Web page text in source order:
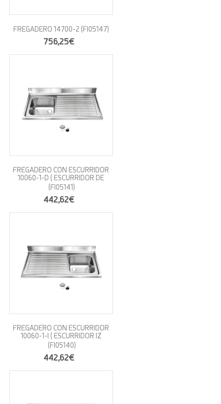
FREGADERO 14700-2 (FI05147)
756,25€
FREGADERO CON ESCURRIDOR
10060-1-D ( ESCURRIDOR DE
(FI05141)
442,62€
FREGADERO CON ESCURRIDOR
10060-1-I ( ESCURRIDOR IZ
(FI05140)
442,62€